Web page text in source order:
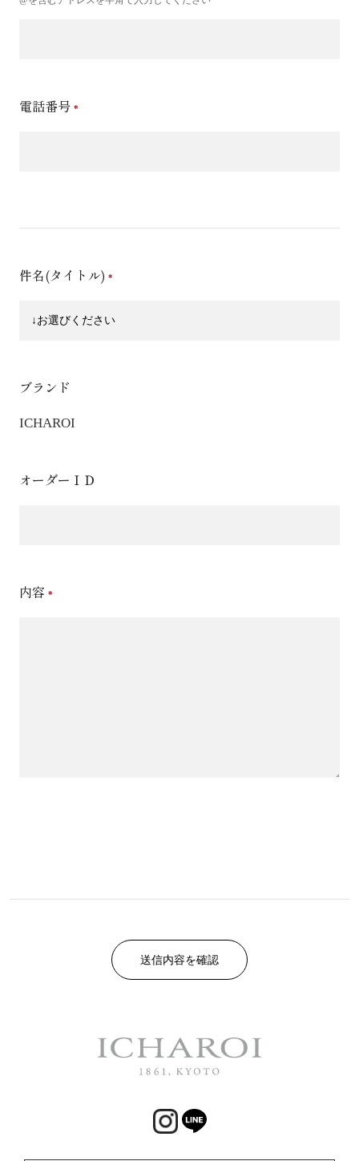
電話番号
件名(タイトル)
ブランド
ICHAROI
オーダーＩＤ
内容